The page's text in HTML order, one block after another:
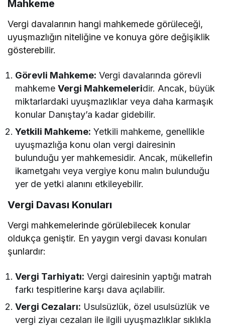
Mahkeme
Vergi davalarının hangi mahkemede görüleceği,
uyuşmazlığın niteliğine ve konuya göre değişiklik
gösterebilir.
Görevli Mahkeme: Vergi davalarında görevli
mahkemeVergi Mahkemeleridir. Ancak, büyük
miktarlardaki uyuşmazlıklar veya daha karmaşık
konular Danıştay’a kadar gidebilir.
Yetkili Mahkeme: Yetkili mahkeme, genellikle
uyuşmazlığa konu olan vergi dairesinin
bulunduğu yer mahkemesidir. Ancak, mükellefin
ikametgahı veya vergiye konu malın bulunduğu
yer de yetki alanını etkileyebilir.
Vergi Davası Konuları
Vergi mahkemelerinde görülebilecek konular
oldukça geniştir. En yaygın vergi davası konuları
şunlardır:
Vergi Tarhiyatı: Vergi dairesinin yaptığı matrah
farkı tespitlerine karşı dava açılabilir.
Vergi Cezaları: Usulsüzlük, özel usulsüzlük ve
vergi ziyaı cezaları ile ilgili uyuşmazlıklar sıklıkla